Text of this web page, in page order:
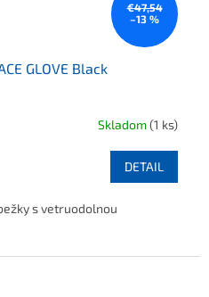
€47,54
–13 %
GLOVE Black
Skladom(1 ks)
DETAIL
s vetruodolnou